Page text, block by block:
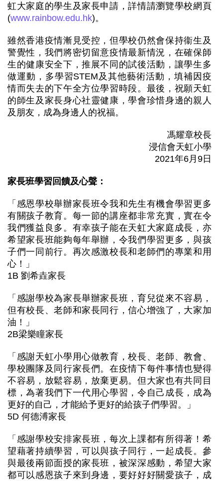
虹大家庭的學生及家長申請，詳情請瀏覽學校網頁
(www.rainbow.edu.hk)。
雖然香港疫情漸見受控，但學校仍然會保持衞生及
警覺性，我們將密切留意疫情最新情況，在確保師
生的健康安全下，推展不同的試後活動，讓學生多
做運動，多學習STEM及其他藝術活動，填補因疫
情而失去的下午全方位學習時段。最後，祝願天虹
的師生及家長身心社靈健康，學會珍惜身邊的親人
及朋友，成為身邊人的祝福。
馮耀章校長
浸信會天虹小學
2021年6月9日
家長班學習回饋及心聲：
「感恩學校舉辦家長班令我和先生有機會學習更多
有關孩子教育。每一節的講座都非常充實，實在令
我們獲益良多。有幸孩子能在天虹大家庭成長，亦
希望家長班能夠每年舉辦，令我們學習更多，與孩
子們一同前行。再次感激校長和老師們的專業和用
心！」
1B 劉希垚家長
「感謝學校為家長舉辦家長班，育兒從來不容易，
但有校長、老師和家長同行，信心增強了，大家加
油！」
2B梁樂瞳家長
「感謝天虹小學用心做教育，校長、老師、教會、
學校團隊及同行家長們。在疫情下每件事情也變得
不容易，放鬆容易，放棄更易。但大家也有共同目
標，為著我們下一代用心學習，令自己成長，成為
更好的自己，才能給予更好的給孩子們學習。」
5D 何德溥家長
「感謝學校安排家長班，每次上課都有所得著！希
望藉著持續學習，可以與孩子同行，一起成長。參
與最後兩節面授的家長班，被深深感動，希望大家
都可以感恩孩子來到身邊，要好好好關愛孩子，成